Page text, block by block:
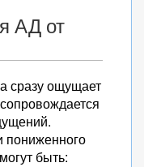
АД от
сразу ощущает
быть: